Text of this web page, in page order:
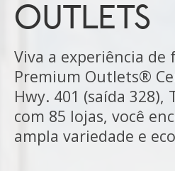
OUTLETS
Viva a experiência
Premium Outlets®
Hwy. 401 (saída
com 85 lojas, você
ampla variedade e